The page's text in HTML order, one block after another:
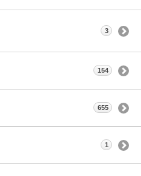
3
154
655
1